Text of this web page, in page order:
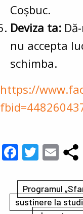
Coșbuc.
Deviza ta:
nu accepta
schimba.
https://
Facebook
Twitter
Programul
sustinere la